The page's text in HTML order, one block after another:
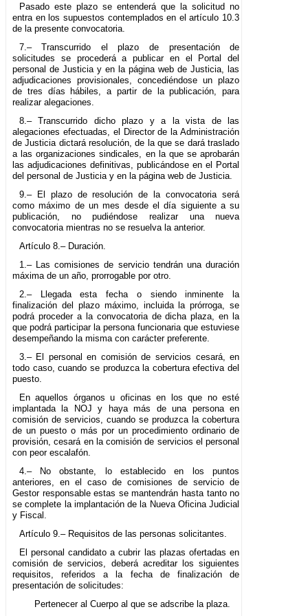
Pasado este plazo se entenderá que la solicitud no
entra en los supuestos contemplados en el artículo 10.3
de la presente convocatoria.
7.– Transcurrido el plazo de presentación de
solicitudes se procederá a publicar en el Portal del
personal de Justicia y en la página web de Justicia, las
adjudicaciones provisionales, concediéndose un plazo
de tres días hábiles, a partir de la publicación, para
realizar alegaciones.
8.– Transcurrido dicho plazo y a la vista de las
alegaciones efectuadas, el Director de la Administración
de Justicia dictará resolución, de la que se dará traslado
a las organizaciones sindicales, en la que se aprobarán
las adjudicaciones definitivas, publicándose en el Portal
del personal de Justicia y en la página web de Justicia.
9.– El plazo de resolución de la convocatoria será
como máximo de un mes desde el día siguiente a su
publicación, no pudiéndose realizar una nueva
convocatoria mientras no se resuelva la anterior.
Artículo 8.– Duración.
1.– Las comisiones de servicio tendrán una duración
máxima de un año, prorrogable por otro.
2.– Llegada esta fecha o siendo inminente la
finalización del plazo máximo, incluida la prórroga, se
podrá proceder a la convocatoria de dicha plaza, en la
que podrá participar la persona funcionaria que estuviese
desempeñando la misma con carácter preferente.
3.– El personal en comisión de servicios cesará, en
todo caso, cuando se produzca la cobertura efectiva del
puesto.
En aquellos órganos u oficinas en los que no esté
implantada la NOJ y haya más de una persona en
comisión de servicios, cuando se produzca la cobertura
de un puesto o más por un procedimiento ordinario de
provisión, cesará en la comisión de servicios el personal
con peor escalafón.
4.– No obstante, lo establecido en los puntos
anteriores, en el caso de comisiones de servicio de
Gestor responsable estas se mantendrán hasta tanto no
se complete la implantación de la Nueva Oficina Judicial
y Fiscal.
Artículo 9.– Requisitos de las personas solicitantes.
El personal candidato a cubrir las plazas ofertadas en
comisión de servicios, deberá acreditar los siguientes
requisitos, referidos a la fecha de finalización de
presentación de solicitudes:
Pertenecer al Cuerpo al que se adscribe la plaza.